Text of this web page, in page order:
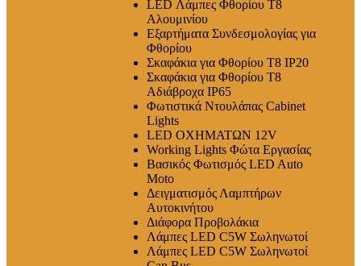
LED Λάμπες Φθορίου T8
Αλουμινίου
Εξαρτήματα Συνδεσμολογίας για
Φθορίου
Σκαφάκια για Φθορίου T8 IP20
Σκαφάκια για Φθορίου T8
Αδιάβροχα IP65
Φωτιστικά Ντουλάπας Cabinet
Lights
LED ΟΧΗΜΑΤΩΝ 12V
Working Lights Φώτα Εργασίας
Βασικός Φωτισμός LED Auto
Moto
Δειγματισμός Λαμπτήρων
Αυτοκινήτου
Διάφορα Προβολάκια
Λάμπες LED C5W Σωληνωτοί
Λάμπες LED C5W Σωληνωτοί